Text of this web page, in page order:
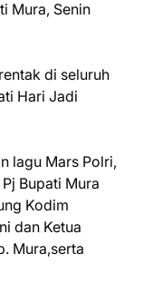
Mura, Senin
di seluruh
Hari Jadi
lagu Mars Polri,
Bupati Mura
Kodim
dan Ketua
Mura,serta